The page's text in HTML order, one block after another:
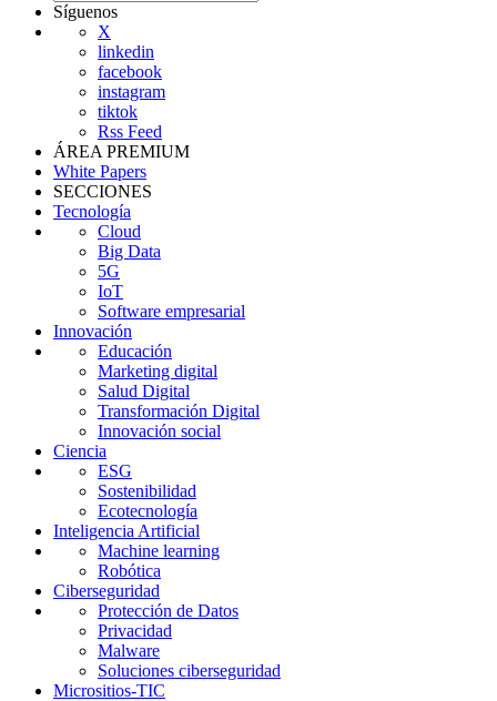
Síguenos
X
linkedin
facebook
instagram
tiktok
Rss Feed
ÁREA PREMIUM
White Papers
SECCIONES
Tecnología
Cloud
Big Data
5G
IoT
Software empresarial
Innovación
Educación
Marketing digital
Salud Digital
Transformación Digital
Innovación social
Ciencia
ESG
Sostenibilidad
Ecotecnología
Inteligencia Artificial
Machine learning
Robótica
Ciberseguridad
Protección de Datos
Privacidad
Malware
Soluciones ciberseguridad
Micrositios-TIC